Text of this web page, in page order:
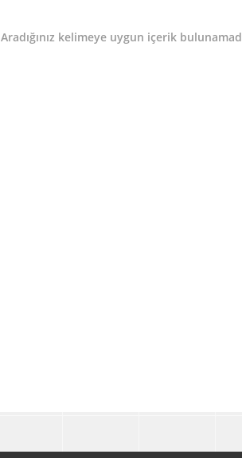
Aradığınız kelimeye uygun içerik